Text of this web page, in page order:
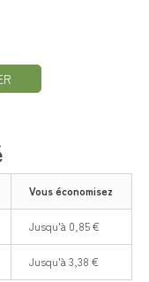
Vous économisez
Jusqu'à 0,85 €
Jusqu'à 3,38 €